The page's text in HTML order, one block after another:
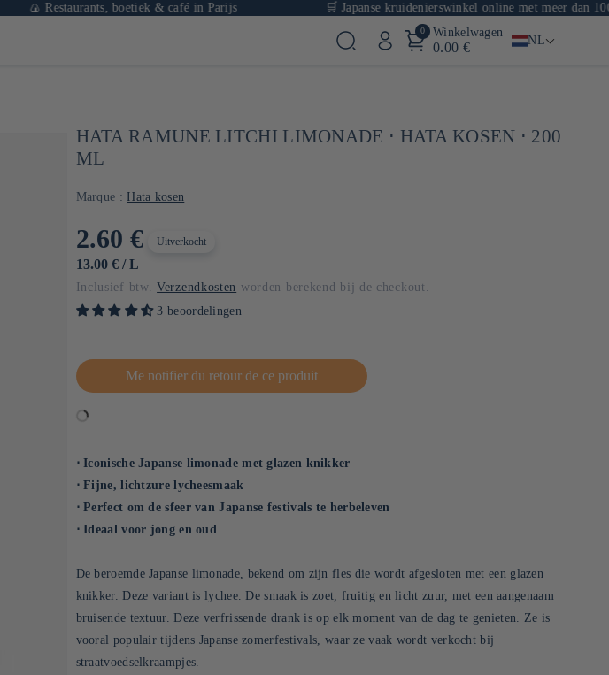
🍙 Restaurants, boetiek & café in Parijs 🛒 Japanse kruidenierswinkel online met meer dan 1000
0 Winkelwagen
0.00 € NL
HATA RAMUNE LITCHI LIMONADE ⋅ HATA KOSEN ⋅ 200
ML
Marque : Hata kosen
Normale
prijs
2.60 €
EENHEIDSPRIJS
13.00 € / PER
L
Uitverkocht
Inclusief btw.Verzendkosten worden berekend bij de checkout.
3 beoordelingen
Me notifier du retour de ce produit
⋅ Iconische Japanse limonade met glazen knikker
⋅ Fijne, lichtzure lycheesmaak
⋅ Perfect om de sfeer van Japanse festivals te herbeleven
⋅ Ideaal voor jong en oud
De beroemde Japanse limonade, bekend om zijn fles die wordt afgesloten met een glazen
knikker. Deze variant is lychee. De smaak is zoet, fruitig en licht zuur, met een aangenaam
bruisende textuur. Deze verfrissende drank is op elk moment van de dag te genieten. Ze is
vooral populair tijdens Japanse zomerfestivals, waar ze vaak wordt verkocht bij
straatvoedselkraampjes.